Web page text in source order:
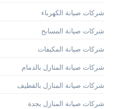
شركات صيانة الكهرباء
شركات صيانة المسابح
شركات صيانة المكيفات
شركات صيانة المنازل بالدمام
شركات صيانة المنازل بالقطيف
شركات صيانة المنازل بجدة